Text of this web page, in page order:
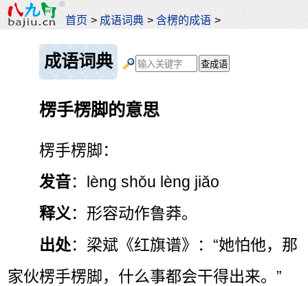
首页 > 成语词典 >含楞的成语 >
成语词典
楞手楞脚的意思
楞手楞脚：
发音：lèng shǒu lèng jiǎo
释义 ：形容动作鲁莽。
出处：梁斌《红旗谱》：“她怕他，那
家伙楞手楞脚，什么事都会干得出来。”